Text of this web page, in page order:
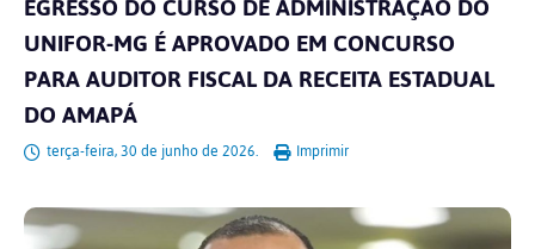
UNIFOR-MG É APROVADO EM CONCURSO
PARA AUDITOR FISCAL DA RECEITA ESTADUAL
DO AMAPÁ
terça-feira, 30 de junho de 2026. Imprimir